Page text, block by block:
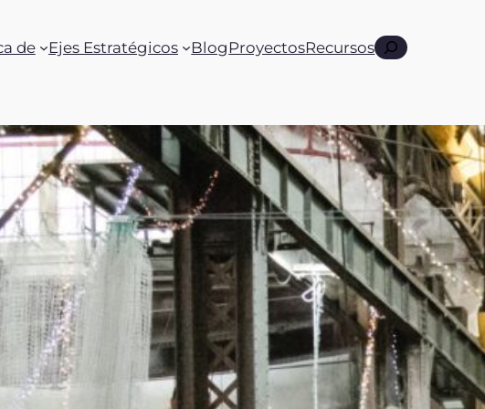
de Ejes Estratégicos Blog ProyectosRecursosBuscar